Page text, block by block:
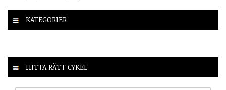
KATEGORIER
HITTA RÄTT CYKEL